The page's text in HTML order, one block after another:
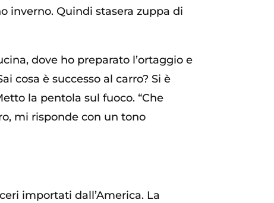
inverno. Quindi stasera zuppa di
dove ho preparato l’ortaggio e
cosa è successo al carro? Si è
la pentola sul fuoco. “Che
mi risponde con un tono
importati dall’America. La